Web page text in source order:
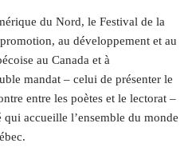
du Nord, le Festival de la
au développement et au
au Canada et à
mandat – celui de présenter le
entre les poètes et le lectorat –
accueille l’ensemble du monde